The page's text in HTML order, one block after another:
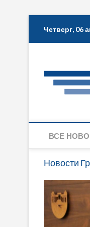
Четверг, 06
ВСЕ
Новости